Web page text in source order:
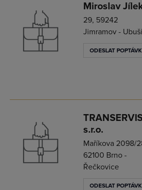
Miroslav
29, 59242
Jimramov -
ODESLAT
s.r.o.
Maříkova 2098/
62100 Brno -
Řečkovice
ODESLAT